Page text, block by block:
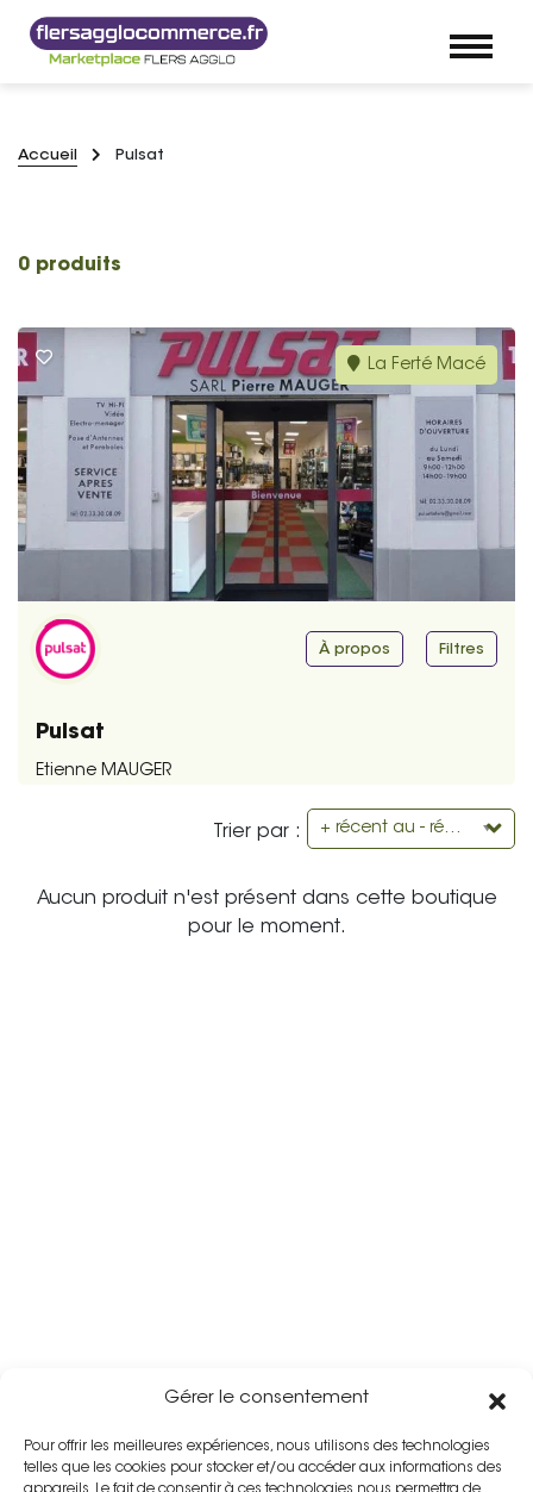
Gérer le consentement
Pour offrir les meilleures expériences, nous utilisons des technologies
telles que les cookies pour stocker et/ou accéder aux informations des
Accueil Pulsat
0 produits
La Ferté Macé
À propos Filtres
Pulsat
Etienne MAUGER
Trier par : + récent au - récent
Aucun produit n'est présent dans cette boutique
pour le moment.